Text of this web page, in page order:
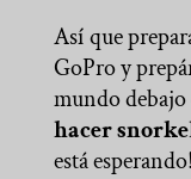
Así que
GoPro y
mundo
hacer
está esperando!